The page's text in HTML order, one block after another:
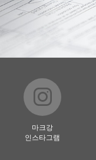
마크강
인스타그램